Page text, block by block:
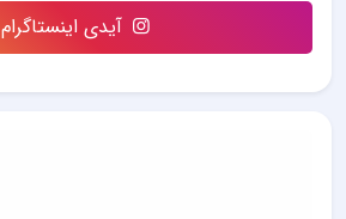
آیدی اینستاگرام